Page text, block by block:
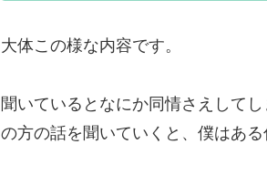
大体この様な内容です。
聞いているとなにか同情さえして
の方の話を聞いていくと、僕はある